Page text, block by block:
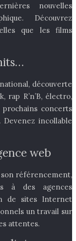
nouvelles
Découvrez
que les films
découverte
rap R’n’B, électro,
concerts
Devenez incollable
web
son référencement,
à des agences
de sites Internet
un travail sur
attentes.